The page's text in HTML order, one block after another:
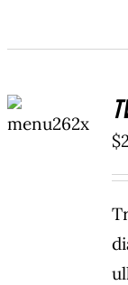
CART
/
$